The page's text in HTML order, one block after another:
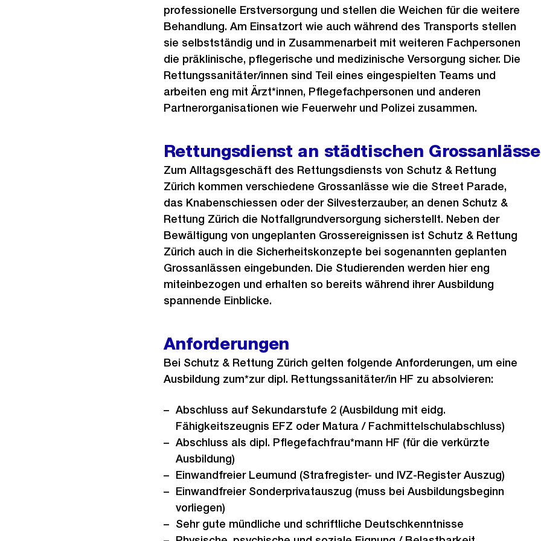
professionelle Erstversorgung und stellen die Weichen für die weitere
Behandlung. Am Einsatzort wie auch während des Transports stellen
sie selbstständig und in Zusammenarbeit mit weiteren Fachpersonen
die präklinische, pflegerische und medizinische Versorgung sicher. Die
Rettungssanitäter/innen sind Teil eines eingespielten Teams und
arbeiten eng mit Ärzt*innen, Pflegefachpersonen und anderen
Partnerorganisationen wie Feuerwehr und Polizei zusammen.
Rettungsdienst an städtischen
Zum Alltagsgeschäft des Rettungsdiensts von Schutz & Rettung
Zürich kommen verschiedene Grossanlässe wie die Street Parade,
das Knabenschiessen oder der Silvesterzauber, an denen Schutz &
Rettung Zürich die Notfallgrundversorgung sicherstellt. Neben der
Bewältigung von ungeplanten Grossereignissen ist Schutz & Rettung
Zürich auch in die Sicherheitskonzepte bei sogenannten geplanten
Grossanlässen eingebunden. Die Studierenden werden hier eng
miteinbezogen und erhalten so bereits während ihrer Ausbildung
spannende Einblicke.
Anforderungen
Bei Schutz & Rettung Zürich gelten folgende Anforderungen, um eine
Ausbildung zum*zur dipl. Rettungssanitäter/in HF zu absolvieren:
Abschluss auf Sekundarstufe 2 (Ausbildung mit eidg.
Fähigkeitszeugnis EFZ oder Matura / Fachmittelschulabschluss)
Abschluss als dipl. Pflegefachfrau*mann HF (für die verkürzte
Ausbildung)
Einwandfreier Leumund (Strafregister- und IVZ-Register Auszug)
Einwandfreier Sonderprivatauszug (muss bei Ausbildungsbeginn
vorliegen)
Sehr gute mündliche und schriftliche Deutschkenntnisse